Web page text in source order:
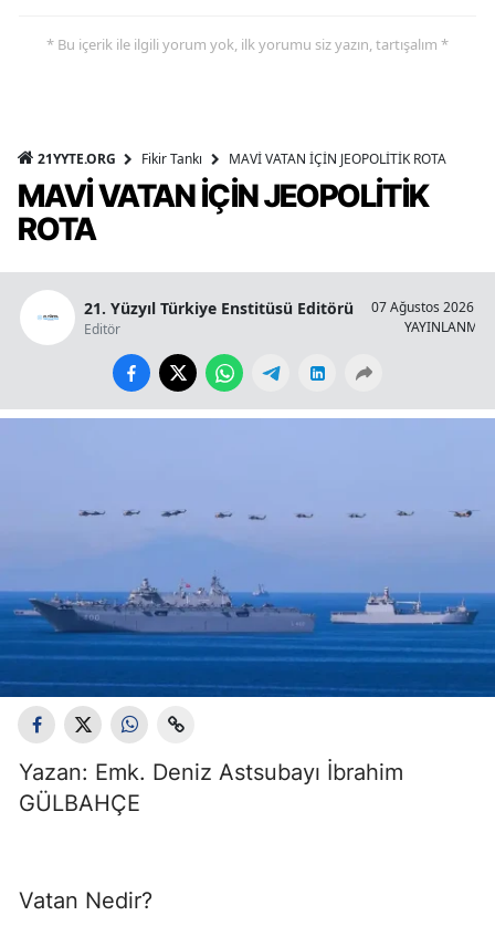
* Bu içerik ile ilgili yorum yok, ilk yorumu siz yazın, tartışalım *
21YYTE.ORG Fikir Tankı MAVİ VATAN İÇİN JEOPOLİTİK ROTA
MAVİ VATAN İÇİN JEOPOLİTİK
ROTA
21. Yüzyıl Türkiye Enstitüsü Editörü
Editör
07 Ağustos 2026 -
YAYINLANMA
Yazan: Emk. Deniz Astsubayı İbrahim
GÜLBAHÇE
Vatan Nedir?